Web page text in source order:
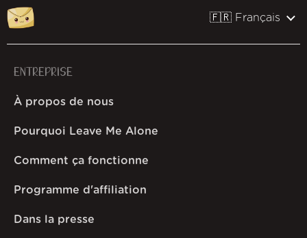
🇫🇷 Français
ENTREPRISE
À propos de nous
Pourquoi Leave Me Alone
Comment ça fonctionne
Programme d'affiliation
Dans la presse